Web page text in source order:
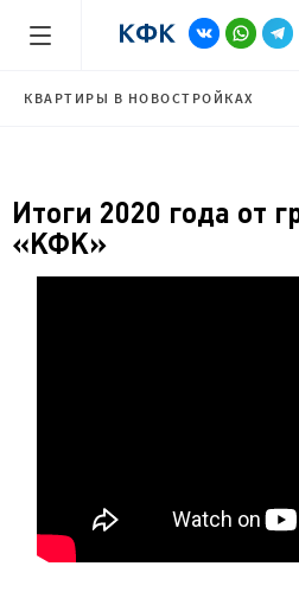
КВАРТИРЫ В НОВОСТРОЙКАХ
Итоги 2020 года от
«КФК»